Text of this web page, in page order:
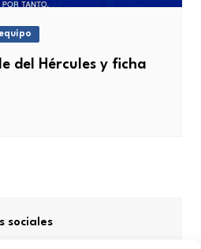
del Hércules y ficha
sociales